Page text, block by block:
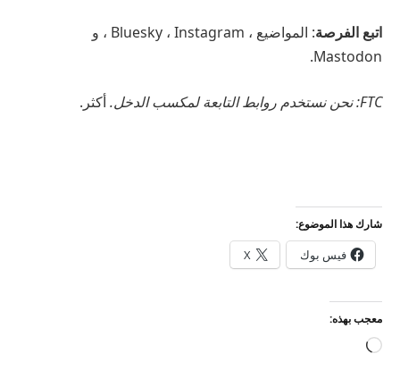
اتبع الفرصة
: المواضيع ، Bluesky ، Instagram ، و
Mastodon.
FTC: نحن نستخدم روابط التابعة لمكسب الدخل. أكثر.
شارك هذا الموضوع:
فيس بوك X
معجب بهذه:
جاري